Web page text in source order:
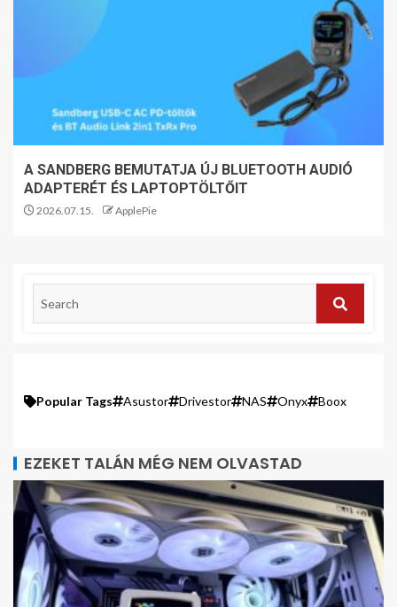
A SANDBERG BEMUTATJA ÚJ BLUETOOTH AUDIÓ
ADAPTERÉT ÉS LAPTOPTÖLTŐIT
2026.07.15. ApplePie
Popular Tags Asustor Drivestor NAS Onyx Boox
EZEKET TALÁN MÉG NEM OLVASTAD